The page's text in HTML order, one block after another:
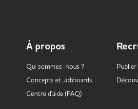
À propos
Qui sommes-nous ?
Concepts etJobboards
Centre d'aide (FAQ)